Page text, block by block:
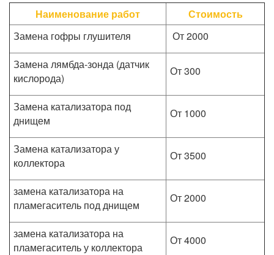
Наименование работ
Стоимость
Замена гофры глушителя
От 2000
Замена лямбда-зонда (датчик
кислорода)
От 300
Замена катализатора под
днищем
От 1000
Замена катализатора у
коллектора
От 3500
замена катализатора на
пламегаситель под днищем
От 2000
замена катализатора на
пламегаситель у коллектора
От 4000